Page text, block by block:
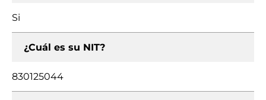
Si
¿Cuál es su NIT?
830125044